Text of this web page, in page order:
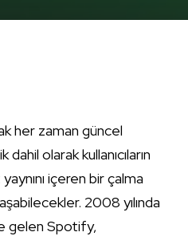
her zaman güncel
olarak kullanıcıların
içeren bir çalma
2008 yılında
gelen Spotify,